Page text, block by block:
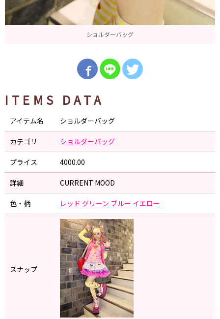
ショルダーバッグ
ITEMS DATA
アイテム名 ショルダーバッグ
カテゴリ ショルダーバッグ
プライス 4000.00
詳細 CURRENT MOOD
色・柄 レッド グリーン ブルー イエロー
スナップ